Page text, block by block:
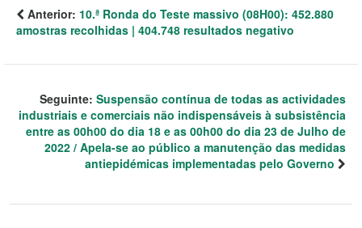
Anterior: 10.ª Ronda do Teste massivo (08H00): 452.880
amostras recolhidas | 404.748 resultados negativo
Seguinte: Suspensão contínua de todas as actividades
industriais e comerciais não indispensáveis à subsistência
entre as 00h00 do dia 18 e as 00h00 do dia 23 de Julho de
2022 / Apela-se ao público a manutenção das medidas
antiepidémicas implementadas pelo Governo